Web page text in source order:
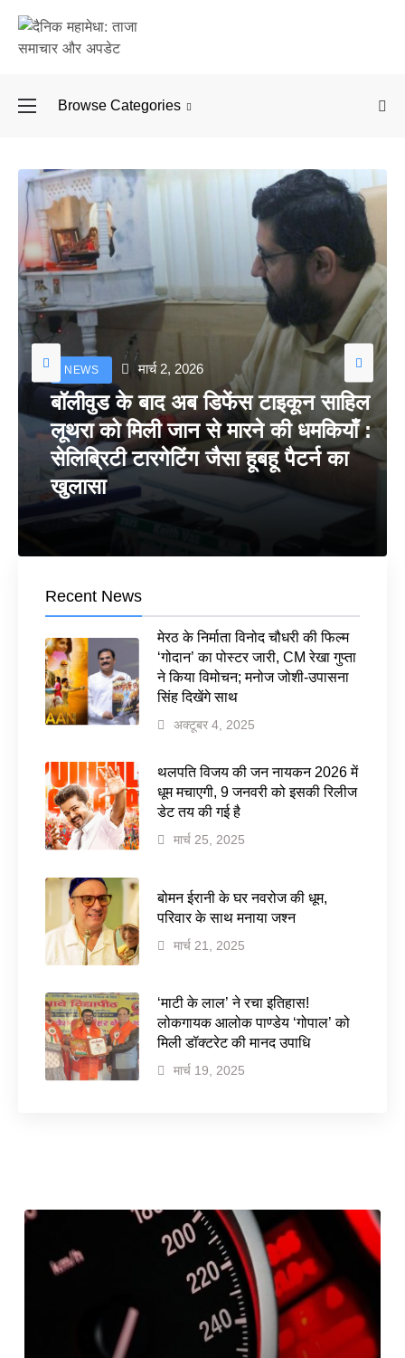
Browse Categories
NEWS मार्च 2, 2026
बॉलीवुड के बाद अब डिफेंस टाइकून साहिल
लूथरा को मिली जान से मारने की धमकियाँ :
सेलिब्रिटी टारगेटिंग जैसा हूबहू पैटर्न का
खुलासा
Recent News
मेरठ के निर्माता विनोद चौधरी की फिल्म
‘गोदान’ का पोस्टर जारी, CM रेखा गुप्ता
ने किया विमोचन; मनोज जोशी-उपासना
सिंह दिखेंगे साथ
अक्टूबर 4, 2025
थलपति विजय की जन नायकन 2026 में
धूम मचाएगी, 9 जनवरी को इसकी रिलीज
डेट तय की गई है
मार्च 25, 2025
बोमन ईरानी के घर नवरोज की धूम,
परिवार के साथ मनाया जश्न
मार्च 21, 2025
‘माटी के लाल’ ने रचा इतिहास!
लोकगायक आलोक पाण्डेय ‘गोपाल’ को
मिली डॉक्टरेट की मानद उपाधि
मार्च 19, 2025